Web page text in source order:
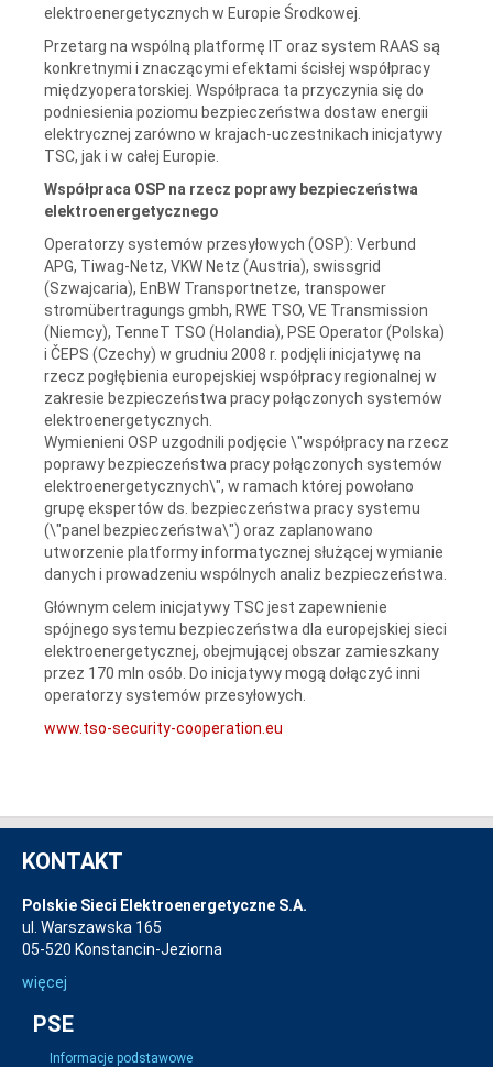
elektroenergetycznych w Europie Środkowej.
Przetarg na wspólną platformę IT oraz system RAAS są
konkretnymi i znaczącymi efektami ścisłej współpracy
międzyoperatorskiej. Współpraca ta przyczynia się do
podniesienia poziomu bezpieczeństwa dostaw energii
elektrycznej zarówno w krajach-uczestnikach inicjatywy
TSC, jak i w całej Europie.
Współpraca OSP na rzecz poprawy bezpieczeństwa
elektroenergetycznego
Operatorzy systemów przesyłowych (OSP): Verbund
APG, Tiwag-Netz, VKW Netz (Austria), swissgrid
(Szwajcaria), EnBW Transportnetze, transpower
stromübertragungs gmbh, RWE TSO, VE Transmission
(Niemcy), TenneT TSO (Holandia), PSE Operator (Polska)
i ČEPS (Czechy) w grudniu 2008 r. podjęli inicjatywę na
rzecz pogłębienia europejskiej współpracy regionalnej w
zakresie bezpieczeństwa pracy połączonych systemów
elektroenergetycznych.
Wymienieni OSP uzgodnili podjęcie \"współpracy na rzecz
poprawy bezpieczeństwa pracy połączonych systemów
elektroenergetycznych\", w ramach której powołano
grupę ekspertów ds. bezpieczeństwa pracy systemu
(\"panel bezpieczeństwa\") oraz zaplanowano
utworzenie platformy informatycznej służącej wymianie
danych i prowadzeniu wspólnych analiz bezpieczeństwa.
Głównym celem inicjatywy TSC jest zapewnienie
spójnego systemu bezpieczeństwa dla europejskiej sieci
elektroenergetycznej, obejmującej obszar zamieszkany
przez 170 mln osób. Do inicjatywy mogą dołączyć inni
operatorzy systemów przesyłowych.
www.tso-security-cooperation.eu
KONTAKT
Polskie Sieci Elektroenergetyczne S.A.
ul. Warszawska 165
05-520 Konstancin-Jeziorna
więcej
PSE
Informacje podstawowe